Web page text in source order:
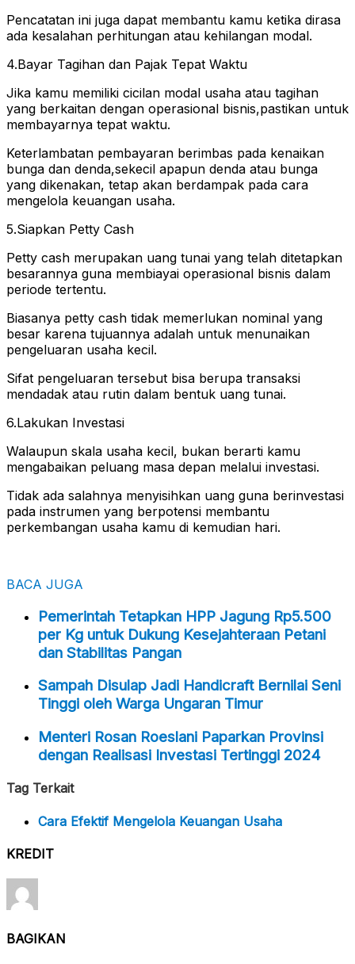
Pencatatan ini juga dapat membantu kamu ketika dirasa
ada kesalahan perhitungan atau kehilangan modal.
4.Bayar Tagihan dan Pajak Tepat Waktu
Jika kamu memiliki cicilan modal usaha atau tagihan
yang berkaitan dengan operasional bisnis,pastikan untuk
membayarnya tepat waktu.
Keterlambatan pembayaran berimbas pada kenaikan
bunga dan denda,sekecil apapun denda atau bunga
yang dikenakan, tetap akan berdampak pada cara
mengelola keuangan usaha.
5.Siapkan Petty Cash
Petty cash merupakan uang tunai yang telah ditetapkan
besarannya guna membiayai operasional bisnis dalam
periode tertentu.
Biasanya petty cash tidak memerlukan nominal yang
besar karena tujuannya adalah untuk menunaikan
pengeluaran usaha kecil.
Sifat pengeluaran tersebut bisa berupa transaksi
mendadak atau rutin dalam bentuk uang tunai.
6.Lakukan Investasi
Walaupun skala usaha kecil, bukan berarti kamu
mengabaikan peluang masa depan melalui investasi.
Tidak ada salahnya menyisihkan uang guna berinvestasi
pada instrumen yang berpotensi membantu
perkembangan usaha kamu di kemudian hari.
BACA JUGA
Pemerintah Tetapkan HPP Jagung Rp5.500
per Kg untuk Dukung Kesejahteraan Petani
dan Stabilitas Pangan
Sampah Disulap Jadi Handicraft Bernilai Seni
Tinggi oleh Warga Ungaran Timur
Menteri Rosan Roeslani Paparkan Provinsi
dengan Realisasi Investasi Tertinggi 2024
Tag Terkait
Cara Efektif Mengelola Keuangan Usaha
KREDIT
BAGIKAN